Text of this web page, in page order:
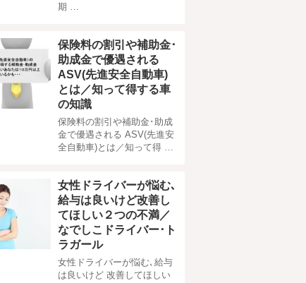
期 …
保険料の割引や補助金･
助成金で優遇される
ASV(先進安全自動車)
とは／知って得する車
の知識
保険料の割引や補助金･助成
金で優遇される ASV(先進安
全自動車)とは／知って得 …
女性ドライバーが悩む､
給与は良いけど改善し
てほしい２つの不満／
なでしこドライバー･ト
ラガール
女性ドライバーが悩む､給与
は良いけど 改善してほしい